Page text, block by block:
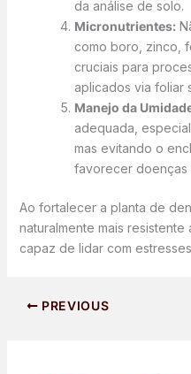
da análise de solo.
Micronutrientes:
como boro, zinco,
cruciais para
aplicados via foliar
Manejo da
adequada,
mas evitando o
favorecer doenças
Ao fortalecer a planta de
naturalmente mais
capaz de lidar com
PREVIOUS